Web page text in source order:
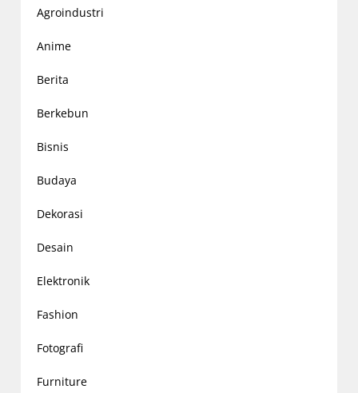
Agroindustri
Anime
Berita
Berkebun
Bisnis
Budaya
Dekorasi
Desain
Elektronik
Fashion
Fotografi
Furniture